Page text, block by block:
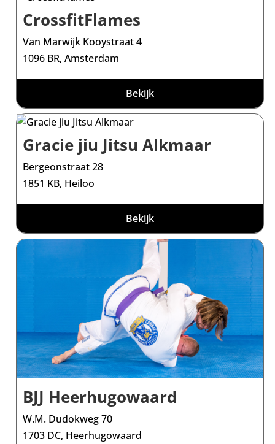
CrossfitFlames
Van Marwijk Kooystraat 4
1096 BR, Amsterdam
Bekijk
Gracie jiu Jitsu Alkmaar
Bergeonstraat 28
1851 KB, Heiloo
Bekijk
BJJ Heerhugowaard
W.M. Dudokweg 70
1703 DC, Heerhugowaard